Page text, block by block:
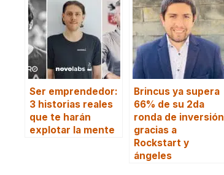
Ser emprendedor:
3 historias reales
que te harán
explotar la mente
Brincus ya supera
66% de su 2da
ronda de inversión
gracias a
Rockstart y
ángeles